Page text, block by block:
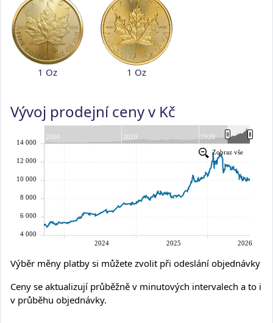
1 Oz 1 Oz
Vývoj prodejní ceny v Kč
Výběr měny platby si můžete zvolit při odeslání objednávky
Ceny se aktualizují průběžně v minutových intervalech a to i
v průběhu objednávky.